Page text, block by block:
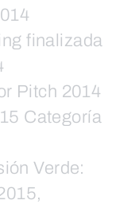
finalizada
Pitch 2014
Categoría
Verde: